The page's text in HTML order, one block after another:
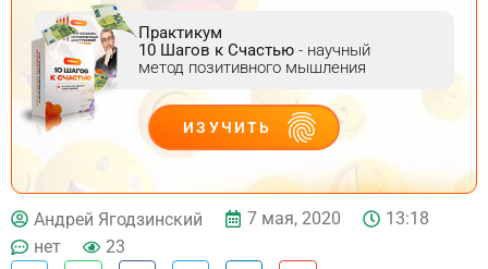
Практикум
10 Шагов к Счастью - научный
метод позитивного мышления
ИЗУЧИТЬ
ДЕЙСТВУЙ
Андрей Ягодзинский 7 мая, 2020
13:18
нет
23